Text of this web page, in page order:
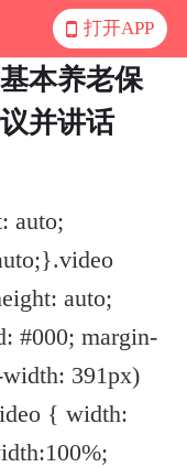
打开APP
本养老保
并讲话
auto;
auto;
#000; margin-
391px)
{ width: